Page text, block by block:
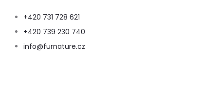
+420 731 728 621
+420 739 230 740
info@furnature.cz